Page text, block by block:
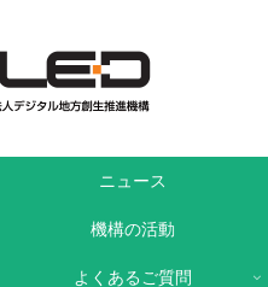
ニュース
機構の活動
よくあるご質問